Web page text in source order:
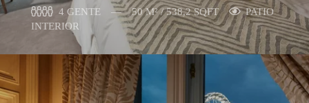
4 GENTE 50 M² / 538,2 SQFT
PATIO
INTERIOR